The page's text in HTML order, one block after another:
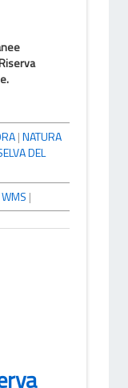
|NATURA
DEL
WMS |